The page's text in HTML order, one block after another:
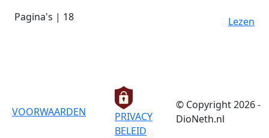
Pagina's | 18
Lezen
VOORWAARDEN
PRIVACY
BELEID
© Copyright 2026 -
DioNeth.nl